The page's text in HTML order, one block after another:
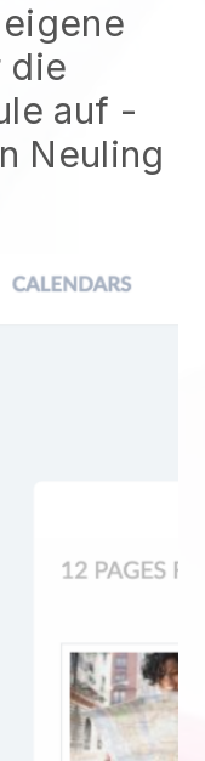
die
auf -
Neuling